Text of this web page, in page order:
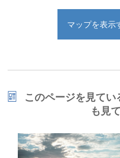
マップを表示
このページを見て
も見